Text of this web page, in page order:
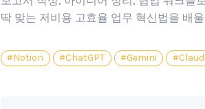
딱 맞는 저비용 고효율 업무 혁신법을 배
#Notion #ChatGPT #Gemini